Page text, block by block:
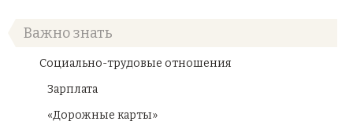
Важно знать
Социально-трудовые отношения
Зарплата
«Дорожные карты»